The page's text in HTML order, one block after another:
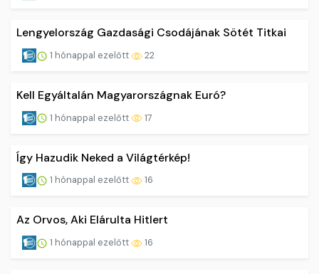
Lengyelország Gazdasági Csodájának Sötét Titkai
1 hónappal ezelőtt 22
Kell Egyáltalán Magyarországnak Euró?
1 hónappal ezelőtt 17
Így Hazudik Neked a Világtérkép!
1 hónappal ezelőtt 16
Az Orvos, Aki Elárulta Hitlert
1 hónappal ezelőtt 16